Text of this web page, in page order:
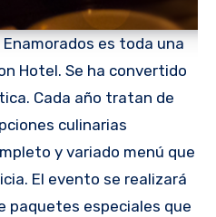
Enamorados es toda una
Hotel. Se ha convertido
Cada año tratan de
culinarias
y variado menú que
El evento se realizará
paquetes especiales que